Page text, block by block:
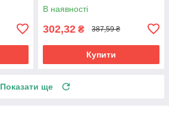
В наявності
302,32 ₴ 387,59 ₴
Купити
Показати ще